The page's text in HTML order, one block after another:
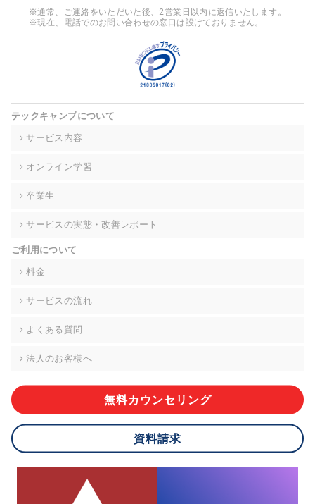
ンをとるために、氏名等の一部の情報をサービス内で使用する
チャットツールで発信することにより、本サービスの他の利用
者等に提供することがあります。
当社は事業運営上、前項利用目的の範囲に限って個人情報を外
高い委託先を選定し、個人情報の適正管理・機密保持について
個人情報の開示等(利用目的の通知、開示、内容の訂正・追加・
て、下記の当社問合わせ窓口に申し出ることができます。その
的な期間内に対応いたします。ただし、申請が本人確認が不可
により、ご希望に添えない場合があります。 なお、アクセスロ
グなどの個人情報以外の情報については、原則として開示等は
株式会社div 個人情報問合せ窓口
メールアドレス:privacy_policy@di-v.co.jp
ご本人様が当社に個人情報を提供されるかどうかは任意による
応ができない場合があります。
8.cookieにより取得・分析した情報とその利用について
当社は第三者が運営するデータ・マネジメント・プラットフォ
ームからcookieにより収集されたウェブの閲覧機歴及びその分
析結果を取得し、これをお客様の個人データと結びつけた上
※通常、ご連絡をいただいた後、2営業日以内に返信いたします。
※現在、電話でのお問い合わせの窓口は設けておりません。
テックキャンプについて
サービス内容
オンライン学習
卒業生
サービスの実態・改善レポート
ご利用について
料金
サービスの流れ
よくある質問
法人のお客様へ
無料カウンセリング
資料請求